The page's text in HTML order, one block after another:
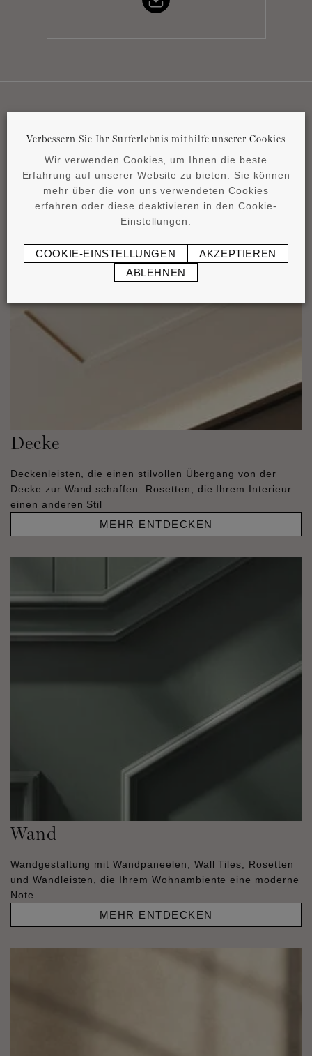
Unsere Anwendungsbereiche
Decke
Deckenleisten, die einen stilvollen Übergang von der
Decke zur Wand schaffen. Rosetten, die Ihrem Interieur
einen anderen Stil
MEHR ENTDECKEN
Wand
Wandgestaltung mit Wandpaneelen, Wall Tiles, Rosetten
und Wandleisten, die Ihrem Wohnambiente eine moderne
Note
MEHR ENTDECKEN
Verbessern Sie Ihr Surferlebnis mithilfe unserer Cookies
Wir verwenden Cookies, um Ihnen die beste
Erfahrung auf unserer Website zu bieten. Sie können
mehr über die von uns verwendeten Cookies
erfahren oder diese deaktivieren in den Cookie-
Einstellungen.
COOKIE-EINSTELLUNGEN
AKZEPTIEREN
ABLEHNEN